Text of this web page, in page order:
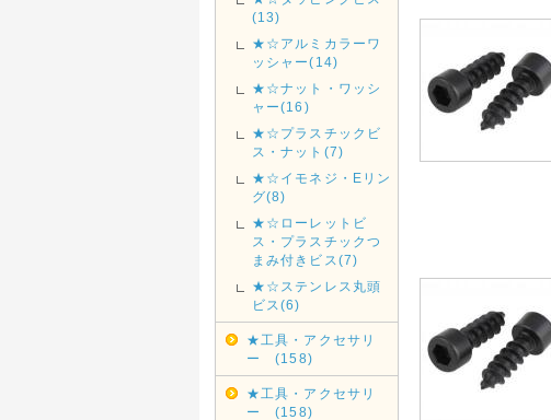
(13)
★☆アルミカラーワ
ッシャー(14)
★☆ナット・ワッシ
ャー(16)
★☆プラスチックビ
ス・ナット(7)
★☆イモネジ・Eリン
グ(8)
★☆ローレットビ
ス・プラスチックつ
まみ付きビス(7)
★☆ステンレス丸頭
ビス(6)
★工具・アクセサリ
ー (158)
★工具・アクセサリ
ー (158)